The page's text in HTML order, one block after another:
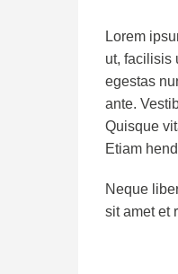
Lorem
ut, facilisis
egestas
ante.
Quisque
Etiam
Neque
sit amet et